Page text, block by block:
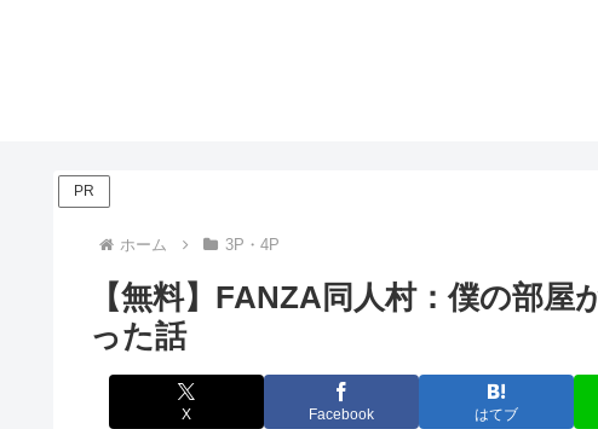
PR
ホーム 3P・4P
【無料】FANZA同人村：僕の部
った話
X Facebook はてブ